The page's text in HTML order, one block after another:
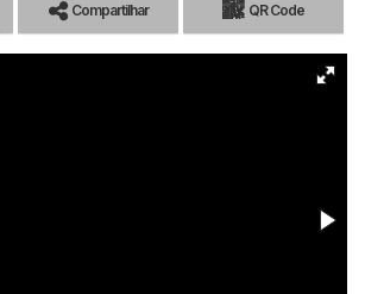
Compartilhar QR Code